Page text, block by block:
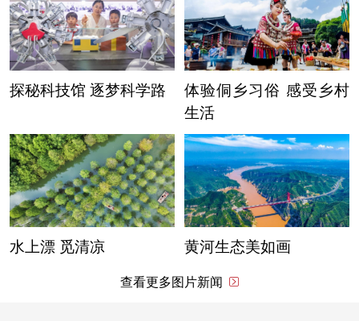
探秘科技馆 逐梦科学路
体验侗乡习俗 感受乡村
生活
水上漂 觅清凉 黄河生态美如画
查看更多图片新闻